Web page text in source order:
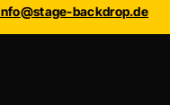
backdrop.de